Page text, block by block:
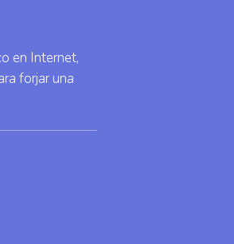
en Internet,
forjar una